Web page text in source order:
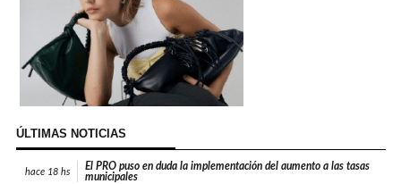
ÚLTIMAS NOTICIAS
hace 18 hs
El PRO puso en duda la implementación del aumento a las tasas
municipales